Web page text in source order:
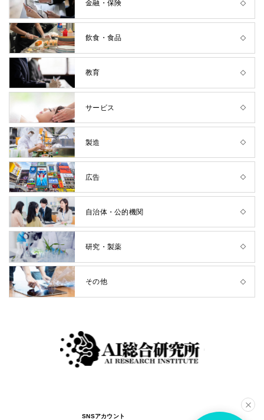
SNSアカウント
金融・保険
飲食・食品
教育
サービス
製造
広告
自治体・公的機関
研究・製薬
その他